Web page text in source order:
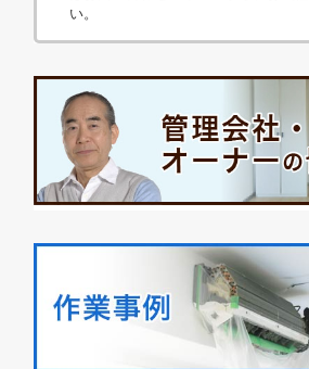
い。